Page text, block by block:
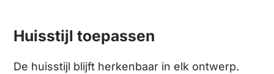
Huisstijl toepassen
De huisstijl blijft herkenbaar in elk ontwerp.